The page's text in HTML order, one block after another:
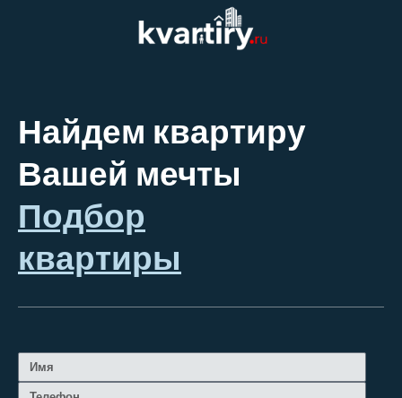
Найдем квартиру
Вашей мечты
Подбор
квартиры